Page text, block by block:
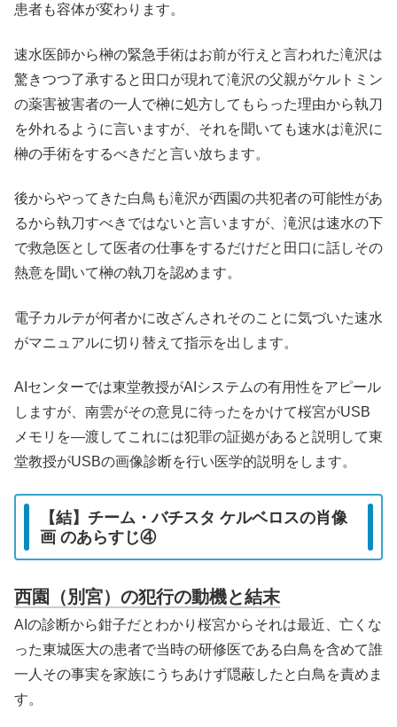
患者も容体が変わります。
速水医師から榊の緊急手術はお前が行えと言われた滝沢は
驚きつつ了承すると田口が現れて滝沢の父親がケルトミン
の薬害被害者の一人で榊に処方してもらった理由から執刀
を外れるように言いますが、それを聞いても速水は滝沢に
榊の手術をするべきだと言い放ちます。
後からやってきた白鳥も滝沢が西園の共犯者の可能性があ
るから執刀すべきではないと言いますが、滝沢は速水の下
で救急医として医者の仕事をするだけだと田口に話しその
熱意を聞いて榊の執刀を認めます。
電子カルテが何者かに改ざんされそのことに気づいた速水
がマニュアルに切り替えて指示を出します。
AIセンターでは東堂教授がAIシステムの有用性をアピール
しますが、南雲がその意見に待ったをかけて桜宮がUSB
メモリを—渡してこれには犯罪の証拠があると説明して東
堂教授がUSBの画像診断を行い医学的説明をします。
【結】チーム・バチスタ ケルベロスの肖像
画 のあらすじ④
西園（別宮）の犯行の動機と結末
AIの診断から鉗子だとわかり桜宮からそれは最近、亡くな
った東城医大の患者で当時の研修医である白鳥を含めて誰
一人その事実を家族にうちあけず隠蔽したと白鳥を責めま
す。